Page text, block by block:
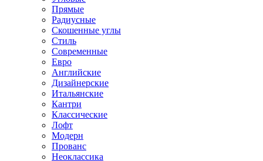
Прямые
Радиусные
Скошенные углы
Стиль
Современные
Евро
Английские
Дизайнерские
Итальянские
Кантри
Классические
Лофт
Модерн
Прованс
Неоклассика